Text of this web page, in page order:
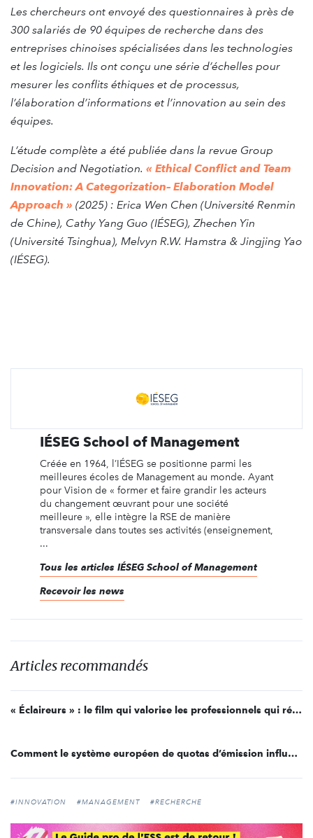
Les chercheurs ont envoyé des questionnaires à près de
300 salariés de 90 équipes de recherche dans des
entreprises chinoises spécialisées dans les technologies
et les logiciels. Ils ont conçu une série d’échelles pour
mesurer les conflits éthiques et de processus,
l’élaboration d’informations et l’innovation au sein des
équipes.
L’étude complète a été publiée dans la revue Group
Decision and Negotiation. « Ethical Conflict and Team
Innovation: A Categorization– Elaboration Model
Approach » (2025) : Erica Wen Chen (Université Renmin
de Chine), Cathy Yang Guo (IÉSEG), Zhechen Yin
(Université Tsinghua), Melvyn R.W. Hamstra & Jingjing Yao
(IÉSEG).
IÉSEG School of Management
Créée en 1964, l’IÉSEG se positionne parmi les
meilleures écoles de Management au monde. Ayant
pour Vision de « former et faire grandir les acteurs
du changement œuvrant pour une société
meilleure », elle intègre la RSE de manière
transversale dans toutes ses activités (enseignement,
...
Tous les articles IÉSEG School of Management
Recevoir les news
Articles recommandés
« Éclaireurs » : le film qui valorise les professionnels qui réinventent leur métier face aux enjeux climatiques
Comment le système européen de quotas d’émission influence le marché du travail ?
#INNOVATION #MANAGEMENT #RECHERCHE